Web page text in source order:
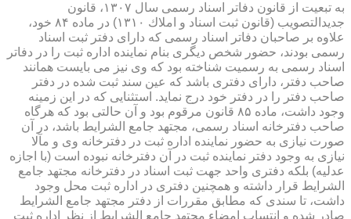
به تبعیت از قانون دفاتر اسناد رسمی سال ۱۳۰۷، قانون
جدیدالتصویب (قانون ثبت اسناد و املاك ۱۳۱۰) در ماده ۸۴ خود،
علاوه بر صاحبان دفاتر اسناد رسمی كه دارای دفتر ثبت اسناد
رسمی بودند، حضور شخص دیگری بنام نماینده اداره ثبت را در دفاتر
اسناد رسمی به رسمیت شناخته بود كه وی نیز می بایست همانند
صاحب دفتر، دارای دفتری باشد كه عین سند ثبت شده در دفتر
صاحب دفتر را در دفتر خود درج نماید. استثنایی كه در این زمینه
وجود داشت، ماده ۸۵ قانون مرقوم بود و آن حالتی بود كه هرگاه
صاحب دفترخانه اسناد رسمی، مجتهد جامع الشرایط باشد، در آن
صورت نیازی به حضور نماینده اداره ثبت در دفترخانه وی و مآلا
نیازی به وجود دفتر نماینده ثبت در آن دفترخانه نبوده است (با اجازه
عدلیه) بلكه دفتری واحد جهت ثبت اسناد در دفترخانه مجتهد جامع
الشرایط قرار داشته و همچنین دفتری در اداره ثبت محل وجود
داشت، تا سندی كه مطابق مقررات از دفتر مجتهد جامع الشرایط
صادر شده و انتساب امضاء مجتهد جامع الشرایط از نظر اداره ثبت